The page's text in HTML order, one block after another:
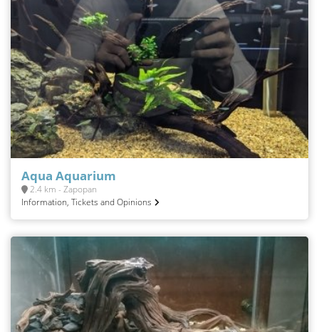
Aqua Aquarium
2.4 km - Zapopan
Information, Tickets and Opinions